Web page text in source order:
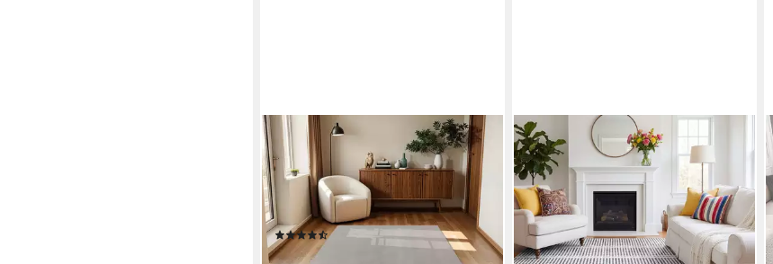
TARACARPET
Teppich Supersoft Kurzflorteppich
Fiona Uni, rechteckig, Höhe: 14 mm,
Wohnzimmer, Schlafzimmer,
Esszimmer, Fiona grau 50x80
(411)
ab 14,99 €
TRIBESIGNS
Teppich Waschbarer Kurzflor
Teppich 200x300 cm, Ultradünner
Streifenteppich
79,99 €
UVP129,99 €
-38%
lieferbar - in 6-7 Werktagen bei dir